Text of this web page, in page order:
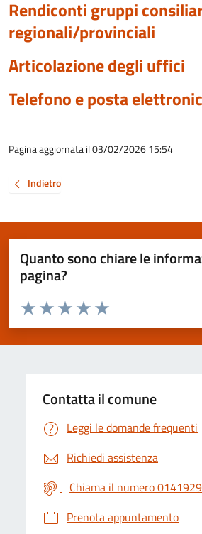
Rendiconti gruppi
regionali/provinciali
Articolazione degli uffici
Telefono e posta
Pagina aggiornata il 03/02/2026 15:54
Indietro
Quanto sono chiare le
pagina?
Valuta da 1 a 5 stelle la pagina
Valuta 5 stelle su 5
Valuta 4 stelle su 5
Valuta 3 stelle su 5
Valuta 2 stelle su 5
Valuta 1 stelle su 5
Contatta il comune
Leggi le domande frequenti
Richiedi assistenza
Chiama il numero
Prenota appuntamento